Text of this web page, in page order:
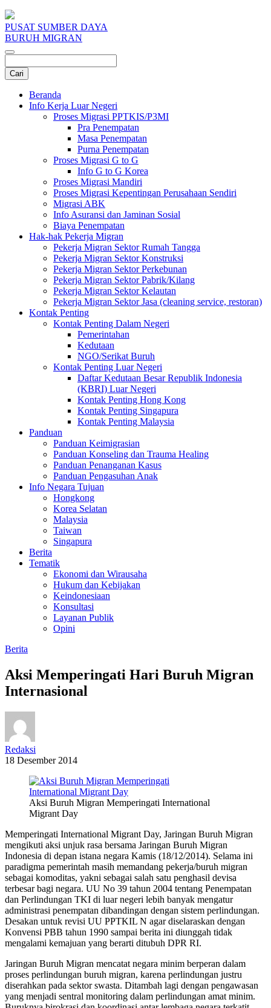
PUSAT SUMBER DAYA
BURUH MIGRAN
Beranda
Info Kerja Luar Negeri
Proses Migrasi PPTKIS/P3MI
Pra Penempatan
Masa Penempatan
Purna Penempatan
Proses Migrasi G to G
Info G to G Korea
Proses Migrasi Mandiri
Proses Migrasi Kepentingan Perusahaan Sendiri
Migrasi ABK
Info Asuransi dan Jaminan Sosial
Biaya Penempatan
Hak-hak Pekerja Migran
Pekerja Migran Sektor Rumah Tangga
Pekerja Migran Sektor Konstruksi
Pekerja Migran Sektor Perkebunan
Pekerja Migran Sektor Pabrik/Kilang
Pekerja Migran Sektor Kelautan
Pekerja Migran Sektor Jasa (cleaning service, restoran)
Kontak Penting
Kontak Penting Dalam Negeri
Pemerintahan
Kedutaan
NGO/Serikat Buruh
Kontak Penting Luar Negeri
Daftar Kedutaan Besar Republik Indonesia
(KBRI) Luar Negeri
Kontak Penting Hong Kong
Kontak Penting Singapura
Kontak Penting Malaysia
Panduan
Panduan Keimigrasian
Panduan Konseling dan Trauma Healing
Panduan Penanganan Kasus
Panduan Pengasuhan Anak
Info Negara Tujuan
Hongkong
Korea Selatan
Malaysia
Taiwan
Singapura
Berita
Tematik
Ekonomi dan Wirausaha
Hukum dan Kebijakan
Keindonesiaan
Konsultasi
Layanan Publik
Opini
Berita
Aksi Memperingati Hari Buruh Migran
Internasional
Redaksi
18 Desember 2014
Aksi Buruh Migran Memperingati International
Migrant Day
Memperingati International Migrant Day, Jaringan Buruh Migran
mengikuti aksi unjuk rasa bersama Jaringan Buruh Migran
Indonesia di depan istana negara Kamis (18/12/2014). Selama ini
paradigma pemerintah masih memandang pekerja/buruh migran
sebagai komoditas, yakni sebagai salah satu penghasil devisa
terbesar bagi negara. UU No 39 tahun 2004 tentang Penempatan
dan Perlindungan TKI di luar negeri lebih banyak mengatur
administrasi penempatan dibandingan dengan sistem perlindungan.
Desakan untuk revisi UU PPTKIL N agar diselaraskan dengan
Konvensi PBB tahun 1990 sampai berita ini diunggah tidak
mengalami kemajuan yang berarti ditubuh DPR RI.
Jaringan Buruh Migran mencatat negara minim berperan dalam
proses perlindungan buruh migran, karena perlindungan justru
diserahkan pada sektor swasta. Ditambah lagi dengan pengawasan
yang menjadi sentral monitoring dalam perlindungan amat minim.